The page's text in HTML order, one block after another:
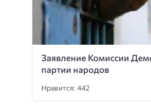
Заявление Комиссии
партии народов
Нравится: 442